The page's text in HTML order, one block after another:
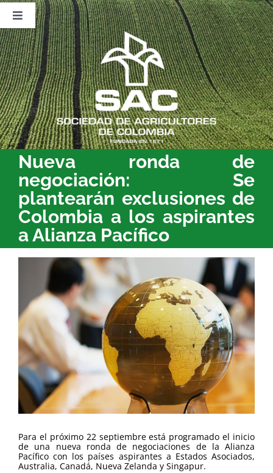
Saltar
contenido
Toggle
Navigation
Nosotros
Publicaciones
Sala de Prensa
Eventos
Nueva ronda de
negociación: Se
plantearán exclusiones de
Colombia a los aspirantes
a Alianza Pacífico
Ver
imagen
grande
Para el próximo 22 septiembre está programado el inicio
de una nueva ronda de negociaciones de la Alianza
Pacífico con los países aspirantes a Estados Asociados,
Australia, Canadá, Nueva Zelanda y Singapur.